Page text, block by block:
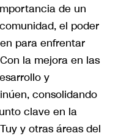
de un
el poder
para enfrentar
la mejora en las
y
consolidando
clave en la
y otras áreas del